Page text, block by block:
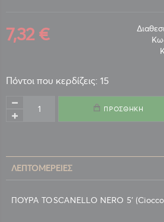
7,32 €
Πόντοι που κερδίζεις: 15
ΠΡΟΣΘΉΚΗ
ΛΕΠΤΟΜΈΡΕΙΕΣ
ΠΟΥΡΑ TOSCANELLO NERO 5'